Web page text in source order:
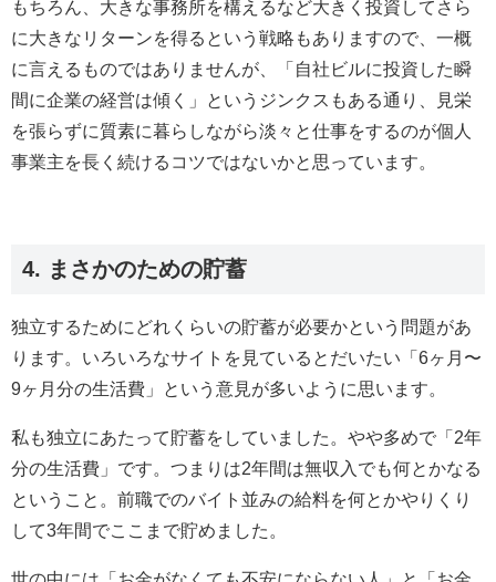
もちろん、大きな事務所を構えるなど大きく投資してさら
に大きなリターンを得るという戦略もありますので、一概
に言えるものではありませんが、「自社ビルに投資した瞬
間に企業の経営は傾く」というジンクスもある通り、見栄
を張らずに質素に暮らしながら淡々と仕事をするのが個人
事業主を長く続けるコツではないかと思っています。
4. まさかのための貯蓄
独立するためにどれくらいの貯蓄が必要かという問題があ
ります。いろいろなサイトを見ているとだいたい「6ヶ月〜
9ヶ月分の生活費」という意見が多いように思います。
私も独立にあたって貯蓄をしていました。やや多めで「2年
分の生活費」です。つまりは2年間は無収入でも何とかなる
ということ。前職でのバイト並みの給料を何とかやりくり
して3年間でここまで貯めました。